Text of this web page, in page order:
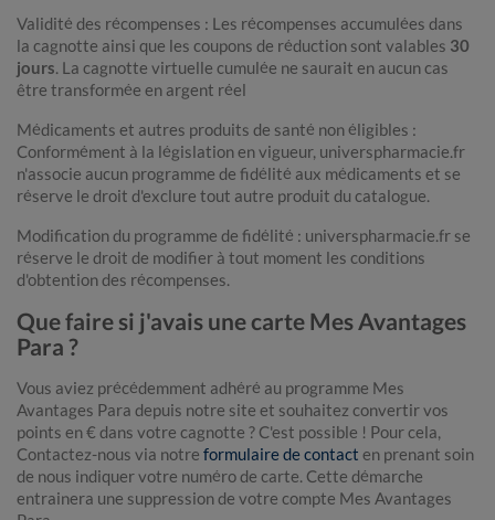
Validité des récompenses : Les récompenses accumulées dans
la cagnotte ainsi que les coupons de réduction sont valables 30
jours. La cagnotte virtuelle cumulée ne saurait en aucun cas
être transformée en argent réel
Médicaments et autres produits de santé non éligibles :
Conformément à la législation en vigueur, universpharmacie.fr
n'associe aucun programme de fidélité aux médicaments et se
réserve le droit d'exclure tout autre produit du catalogue.
Modification du programme de fidélité : universpharmacie.fr se
réserve le droit de modifier à tout moment les conditions
d'obtention des récompenses.
Que faire si j'avais une carte Mes Avantages
Para ?
Vous aviez précédemment adhéré au programme Mes
Avantages Para depuis notre site et souhaitez convertir vos
points en € dans votre cagnotte ? C'est possible ! Pour cela,
Contactez-nous via notre formulaire de contact en prenant soin
de nous indiquer votre numéro de carte. Cette démarche
entrainera une suppression de votre compte Mes Avantages